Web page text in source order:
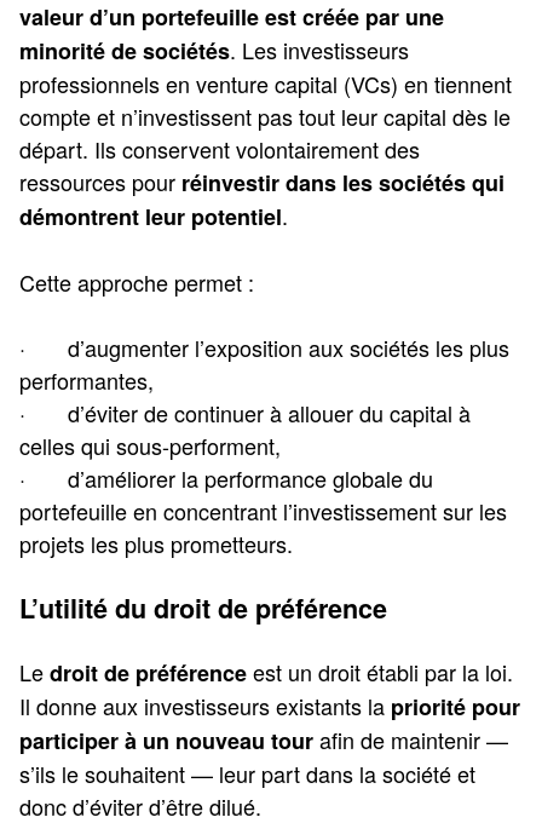
valeur d’un portefeuille est créée par une
minorité de sociétés. Les investisseurs
professionnels en venture capital (VCs) en tiennent
compte et n’investissent pas tout leur capital dès le
départ. Ils conservent volontairement des
ressources pour réinvestir dans les sociétés qui
démontrent leur potentiel.
Cette approche permet :
· d’augmenter l’exposition aux sociétés les plus
performantes,
· d’éviter de continuer à allouer du capital à
celles qui sous-performent,
· d’améliorer la performance globale du
portefeuille en concentrant l’investissement sur les
projets les plus prometteurs.
L’utilité du droit de préférence
Ledroit de préférenceest un droit établi par la loi.
Il donne aux investisseurs existants la priorité pour
participer à un nouveau tourafin de maintenir —
s’ils le souhaitent — leur part dans la société et
donc d’éviter d’être dilué.